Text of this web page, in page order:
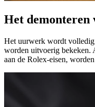
Het
Het uurwerk wordt volledig
worden uitvoerig bekeken.
aan de Rolex-eisen,